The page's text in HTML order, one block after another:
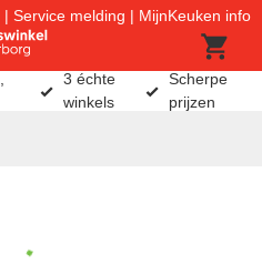
Service melding MijnKeuken info
3 échte
winkels
Scherpe
prijzen